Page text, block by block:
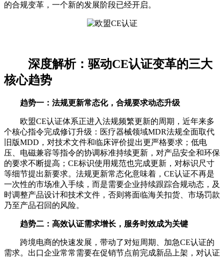
的合规变革，一个新的发展阶段已经开启。
深度解析：驱动CE认证变革的三大
核心趋势
趋势一：法规更新常态化，合规要求动态升级
欧盟CE认证体系正进入法规频繁更新的周期，近年来多
个核心指令完成修订升级：医疗器械领域MDR法规全面取代
旧版MDD，对技术文件和临床评价提出更严格要求；低电
压、电磁兼容等指令的协调标准持续更新，对产品安全和环保
的要求不断提高；CE标识使用规范也完成更新，对标识尺寸
等细节提出新要求。法规更新常态化意味着，CE认证不再是
一次性的市场准入手续，而是需要企业持续跟踪合规动态，及
时调整产品设计和技术文件，否则将面临海关扣货、市场罚款
乃至产品召回的风险。
趋势二：高效认证需求增长，服务时效成为关键
跨境电商的快速发展，带动了对短周期、加急CE认证的
需求。出口企业常常需要在促销节点前完成新品上架，对认证